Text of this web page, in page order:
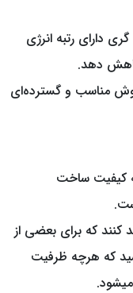
دارای رتبه انرژی
دهد.
مناسب و گسترده‌ای
کیفیت ساخت
که برای بعضی از
که هرچه ظرفیت